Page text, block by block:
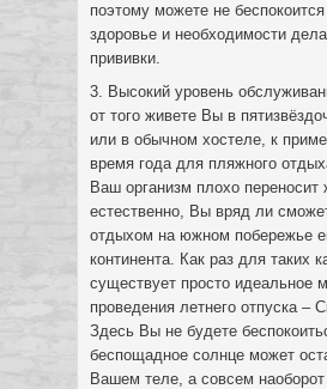
поэтому можете не
здоровье и необходимости
прививки.
3. Высокий уровень
от того живете Вы в
или в обычном хостеле, к
время года для пляжного
Ваш организм плохо переносит
естественно, Вы вряд ли
отдыхом на южном побережье
континента. Как раз для таких
существует просто идеальное
проведения летнего отпуска –
Здесь Вы не будете
беспощадное солнце может
Вашем теле, а совсем